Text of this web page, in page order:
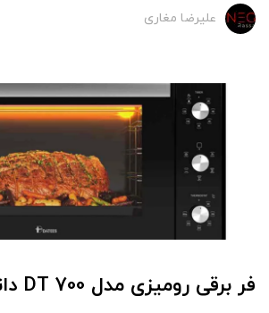
علیرضا مغاری
فر برقی رومیزی مدل DT 700 داتیس